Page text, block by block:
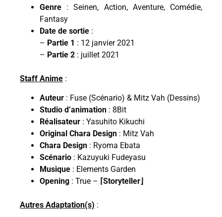
Genre : Seinen, Action, Aventure, Comédie,
Fantasy
Date de sortie :
– Partie 1 : 12 janvier 2021
– Partie 2 : juillet 2021
Staff Anime :
Auteur : Fuse (Scénario) & Mitz Vah (Dessins)
Studio d’animation : 8Bit
Réalisateur : Yasuhito Kikuchi
Original Chara Design : Mitz Vah
Chara Design : Ryoma Ebata
Scénario : Kazuyuki Fudeyasu
Musique : Elements Garden
Opening : True – ⌈Storyteller⌋
Autres Adaptation(s) :